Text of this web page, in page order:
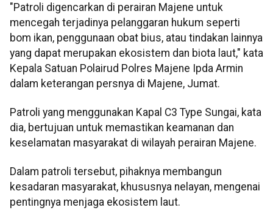
"Patroli digencarkan di perairan Majene untuk
mencegah terjadinya pelanggaran hukum seperti
bom ikan, penggunaan obat bius, atau tindakan lainnya
yang dapat merupakan ekosistem dan biota laut," kata
Kepala Satuan Polairud Polres Majene Ipda Armin
dalam keterangan persnya di Majene, Jumat.
Patroli yang menggunakan Kapal C3 Type Sungai, kata
dia, bertujuan untuk memastikan keamanan dan
keselamatan masyarakat di wilayah perairan Majene.
Dalam patroli tersebut, pihaknya membangun
kesadaran masyarakat, khususnya nelayan, mengenai
pentingnya menjaga ekosistem laut.